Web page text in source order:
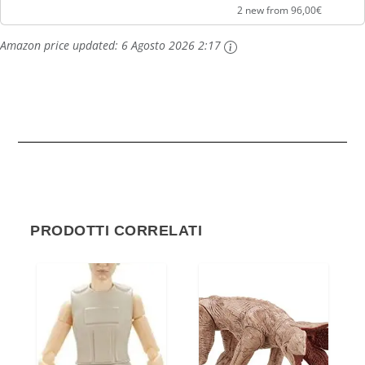
2 new from 96,00€
Amazon price updated: 6 Agosto 2026 2:17
PRODOTTI CORRELATI